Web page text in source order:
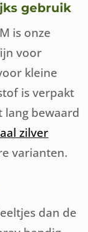
gebruik
is onze
voor
kleine
is verpakt
lang bewaard
zilver
varianten.
dan de